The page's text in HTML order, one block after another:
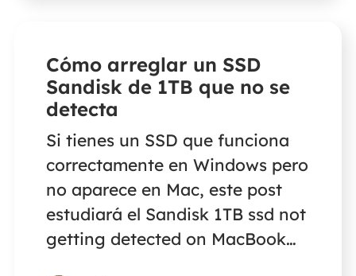
Cómo arreglar un SSD
Sandisk de 1TB que no se
detecta
Si tienes un SSD que funciona
correctamente en Windows pero
no aparece en Mac, este post
estudiará el Sandisk 1TB ssd not
getting detected on MacBook